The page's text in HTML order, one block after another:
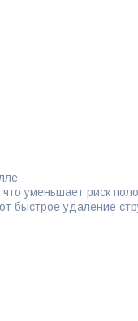
уменьшает риск
быстрое удаление